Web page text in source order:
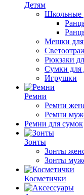
Детям
Школьные
Мешки для
Рюкзаки
Сумки для
Игрушки
Ремни
Ремни
Ремни
Ремни для сумок
Зонты
Зонты
Зонты
Косметички